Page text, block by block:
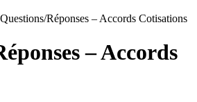
Questions/Réponses – Accords Cotisations
– Accords